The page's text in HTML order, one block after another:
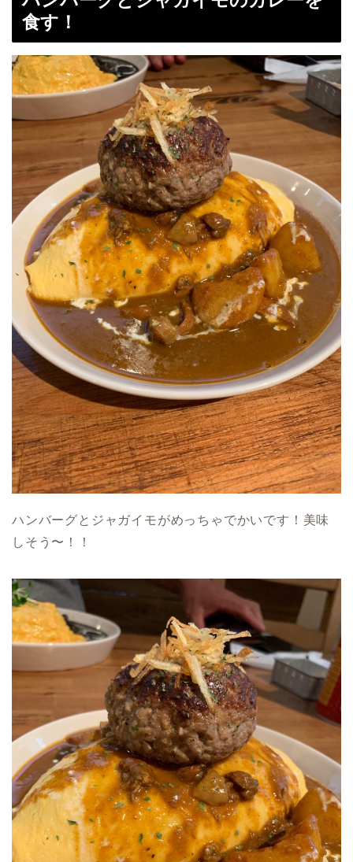
食す！
ハンバーグとジャガイモがめっちゃでかいです！美味
しそう〜！！